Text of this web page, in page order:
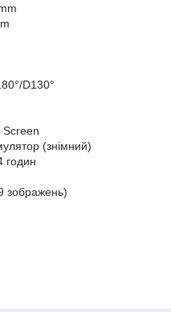
D130°
Screen
(знімний)
годин
зображень)